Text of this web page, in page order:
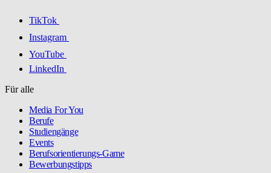
TikTok
Instagram
YouTube
LinkedIn
Für alle
Media For You
Berufe
Studiengänge
Events
Berufsorientierungs-Game
Bewerbungstipps